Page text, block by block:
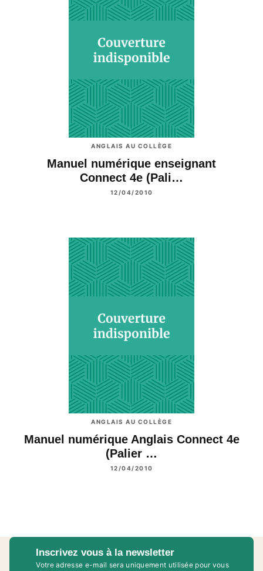
ANGLAIS AU COLLÈGE
Manuel numérique enseignant
Connect 4e (Pali…
12/04/2010
ANGLAIS AU COLLÈGE
Manuel numérique Anglais Connect 4e
(Palier …
12/04/2010
Inscrivez vous à la newsletter
Votre adresse e-mail sera uniquement utilisée pour vous